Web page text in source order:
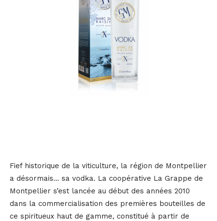
Fief historique de la viticulture, la région de Montpellier
a désormais… sa vodka. La coopérative La Grappe de
Montpellier s’est lancée au début des années 2010
dans la commercialisation des premières bouteilles de
ce spiritueux haut de gamme, constitué à partir de